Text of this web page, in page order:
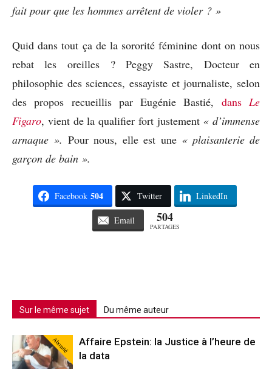
fait pour que les hommes arrêtent de violer ? »
Quid dans tout ça de la sororité féminine dont on nous
rebat les oreilles ? Peggy Sastre, Docteur en
philosophie des sciences, essayiste et journaliste, selon
des propos recueillis par Eugénie Bastié, dansLe
Figaro, vient de la qualifier fort justement « d’immense
arnaque ». Pour nous, elle est une « plaisanterie de
garçon de bain ».
Facebook 504 Twitter LinkedIn
Email 504
PARTAGES
Sur le même sujet Du même auteur
Abonné
Affaire Epstein: la Justice à l’heure de
la data